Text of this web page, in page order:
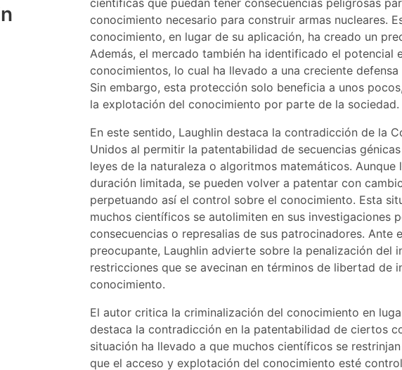
científicas que puedan tener consecuencias peligrosas
conocimiento necesario para construir armas nucleares.
conocimiento, en lugar de su aplicación, ha creado un
Además, el mercado también ha identificado el potencial
conocimientos, lo cual ha llevado a una creciente
Sin embargo, esta protección solo beneficia a unos
la explotación del conocimiento por parte de la sociedad.
En este sentido, Laughlin destaca la contradicción de la
Unidos al permitir la patentabilidad de secuencias
leyes de la naturaleza o algoritmos matemáticos. Aunque
duración limitada, se pueden volver a patentar con
perpetuando así el control sobre el conocimiento. Esta
muchos científicos se autolimiten en sus investigaciones
consecuencias o represalias de sus patrocinadores. Ante
preocupante, Laughlin advierte sobre la penalización del
restricciones que se avecinan en términos de libertad de
conocimiento.
El autor critica la criminalización del conocimiento en
destaca la contradicción en la patentabilidad de ciertos
situación ha llevado a que muchos científicos se
que el acceso y explotación del conocimiento esté